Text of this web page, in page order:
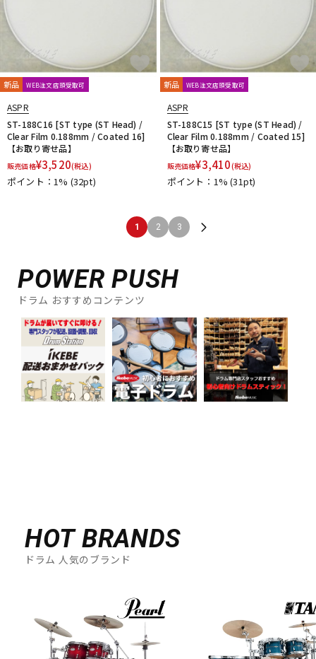
新品 WEB注文店頭受取可
ASPR
ST-188C16 [ST type (ST Head) /
Clear Film 0.188mm / Coated 16]
【お取り寄せ品】
販売価格¥3,520(税込)
ポイント：1% (32pt)
新品 WEB注文店頭受取可
ASPR
ST-188C15 [ST type (ST Head) /
Clear Film 0.188mm / Coated 15]
【お取り寄せ品】
販売価格¥3,410(税込)
ポイント：1%(31pt)
1 2 3
POWER PUSH
ドラム おすすめコンテンツ
HOT BRANDS
ドラム 人気のブランド